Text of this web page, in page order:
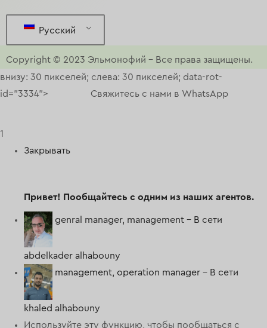
Русский
Copyright © 2023 Эльмонофий – Все права защищены.
внизу: 30 пикселей; слева: 30 пикселей; data-rot-
id="3334">
Свяжитесь с нами в WhatsApp
1
Закрывать
Привет! Пообщайтесь с одним из наших агентов.
genral manager, management - В сети
abdelkader alhabouny
management, operation manager - В сети
khaled alhabouny
Используйте эту функцию, чтобы пообщаться с